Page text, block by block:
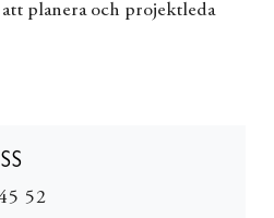
planera och projektleda
52